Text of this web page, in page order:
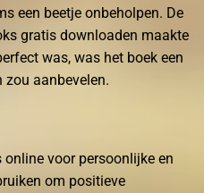
een beetje onbeholpen. De
gratis downloaden maakte
was, was het boek een
zou aanbevelen.
voor persoonlijke en
om positieve